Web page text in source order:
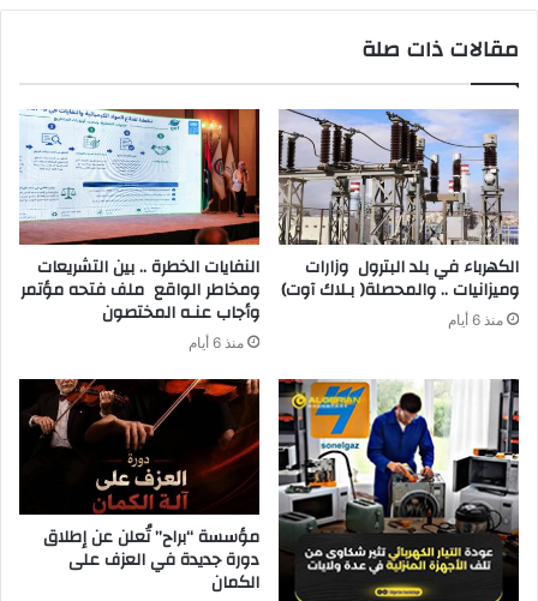
مقالات ذات صلة
‬وميزانيات‭ .. ‬والمحصلة‭ )‬بـلاك‭ ‬آوت)
منذ 6 أيام ‬وأجاب‭ ‬عنـه‭ ‬المختصون
منذ 6 أيام
مؤسسة “براح” تُعلن عن إطلاق
دورة جديدة في العزف على
الكمان